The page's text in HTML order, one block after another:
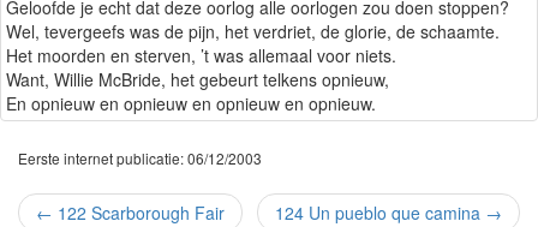
Geloofde je echt dat deze oorlog alle oorlogen zou doen stoppen?
Wel, tevergeefs was de pijn, het verdriet, de glorie, de schaamte.
Het moorden en sterven, ’t was allemaal voor niets.
Want, Willie McBride, het gebeurt telkens opnieuw,
En opnieuw en opnieuw en opnieuw en opnieuw.
Eerste internet publicatie: 06/12/2003
← 122 Scarborough Fair 124 Un pueblo que camina →